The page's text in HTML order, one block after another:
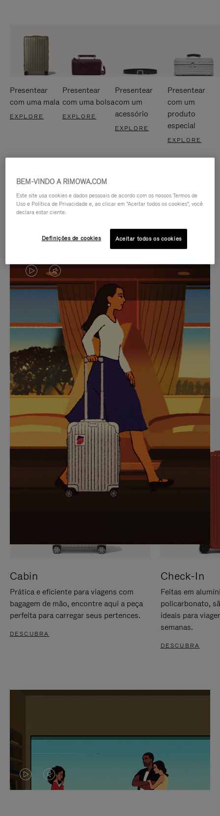
Presentear
com uma mala
EXPLORE
Presentear
com uma bolsa
EXPLORE
Presentear
com um
acessório
EXPLORE
Presentear
com um
produto
especial
EXPLORE
O
VÍDEO
NÃO
ESTÁ
PAUSADO,
PRESSIONE
PARA
PAUSÁ-
LO
O
VÍDEO
ESTÁ
SEM
SOM.
POR
FAVOR,
CLIQUE
PARA
ATIVÁ-
LO
SELEÇÃO DE PRESENTES CUIDADOSAMENTE
SELECIONADA
Encontre a companheira
perfeita para cada viagem
Cabin
Prática e eficiente para viagens com
bagagem de mão, encontre aqui a peça
perfeita para carregar seus pertences.
DESCUBRA
Check-In
Feitas em
policarbonato,
ideais para
semanas.
DESCUBRA
O
O
BEM-VINDO A RIMOWA.COM
Este site usa cookies e dados pessoais de acordo com os nossos Termos de
Uso e Política de Privacidade e, ao clicar em "Aceitar todos os cookies", você
declara estar ciente.
Definições de cookies Aceitar todos os cookies